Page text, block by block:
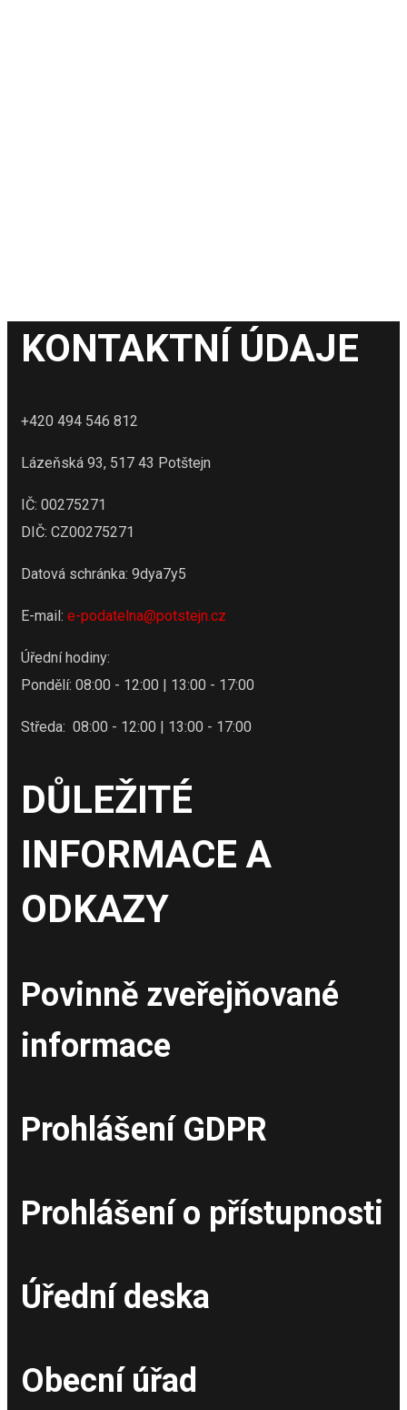
KONTAKTNÍ ÚDAJE
+420 494 546 812
Lázeňská 93, 517 43 Potštejn
IČ: 00275271
DIČ: CZ00275271
Datová schránka: 9dya7y5
E-mail: e-podatelna@potstejn.cz
Úřední hodiny:
Pondělí: 08:00 - 12:00 | 13:00 - 17:00
Středa: 08:00 - 12:00 | 13:00 - 17:00
DŮLEŽITÉ
INFORMACE A
ODKAZY
Povinně zveřejňované
informace
Prohlášení GDPR
Prohlášení o přístupnosti
Úřední deska
Obecní úřad